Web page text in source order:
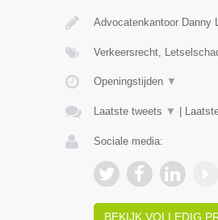
Advocatenkantoor Danny
Verkeersrecht,
Openingstijden ▼
Laatste tweets ▼
Sociale media:
BEKIJK VOLLEDIG